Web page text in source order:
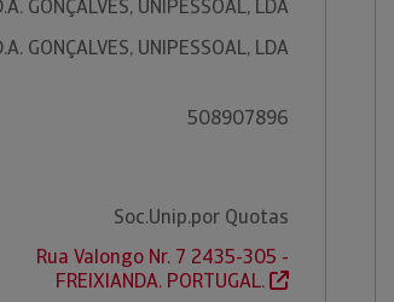
GONÇALVES, UNIPESSOAL, LDA
GONÇALVES, UNIPESSOAL, LDA
508907896
Soc.Unip.por Quotas
Rua Valongo Nr. 7 2435-305 -
FREIXIANDA. PORTUGAL.